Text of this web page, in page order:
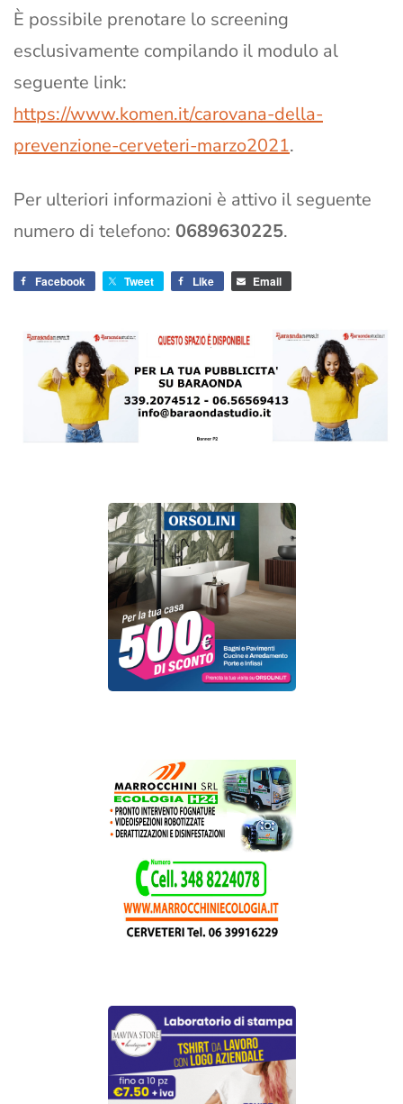
È possibile prenotare lo screening
esclusivamente compilando il modulo al
seguente link:
https://www.komen.it/carovana-della-
prevenzione-cerveteri-marzo2021.
Per ulteriori informazioni è attivo il seguente
numero di telefono: 0689630225.
Facebook Tweet Like Email